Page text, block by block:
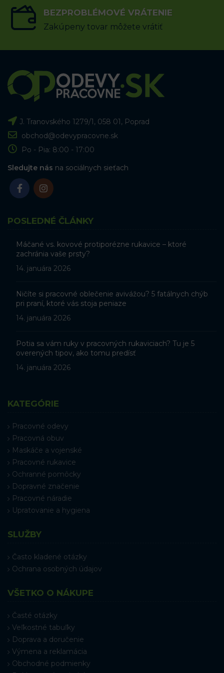
BEZPROBLÉMOVÉ VRÁTENIE
Zakúpeny tovar môžete vrátiť
J. Tranovského 1279/1, 058 01, Poprad
obchod@odevypracovne.sk
Po - Pia: 8:00 - 17:00
Sledujte nás na sociálnych sieťach
POSLEDNÉ ČLÁNKY
Máčané vs. kovové protiporézne rukavice – ktoré
zachránia vaše prsty?
14. januára 2026
Ničíte si pracovné oblečenie avivážou? 5 fatálnych chýb
pri praní, ktoré vás stoja peniaze
14. januára 2026
Potia sa vám ruky v pracovných rukaviciach? Tu je 5
overených tipov, ako tomu predísť
14. januára 2026
KATEGÓRIE
Pracovné odevy
Pracovná obuv
Maskáče a vojenské
Pracovné rukavice
Ochranné pomôcky
Dopravné značenie
Pracovné náradie
Upratovanie a hygiena
SLUŽBY
Často kladené otázky
Ochrana osobných údajov
VŠETKO O NÁKUPE
Časté otázky
Veľkostné tabuľky
Doprava a doručenie
Výmena a reklamácia
Obchodné podmienky